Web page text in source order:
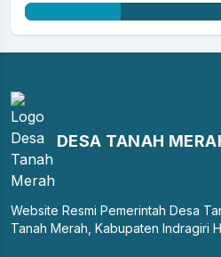
DESA TANAH
Website Resmi Pemerintah Desa
Tanah Merah, Kabupaten Indragiri